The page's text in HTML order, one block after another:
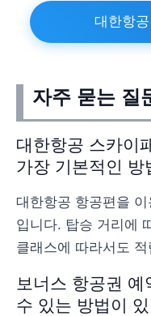
대한항
자주 묻는 질
대한항공 스카이
가장 기본적인 방
대한항공 항공편을
입니다. 탑승 거리에
클래스에 따라서도
보너스 항공권
수 있는 방법이